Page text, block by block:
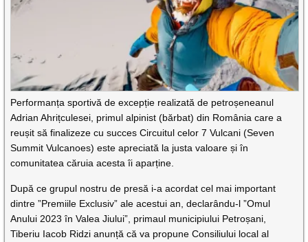
Performanța sportivă de excepție realizată de petroșeneanul
Adrian Ahrițculesei, primul alpinist (bărbat) din România care a
reușit să finalizeze cu succes Circuitul celor 7 Vulcani (Seven
Summit Vulcanoes) este apreciată la justa valoare și în
comunitatea căruia acesta îi aparține.
După ce grupul nostru de presă i-a acordat cel mai important
dintre ”Premiile Exclusiv” ale acestui an, declarându-l ”Omul
Anului 2023 în Valea Jiului”, primaul municipiului Petroșani,
Tiberiu Iacob Ridzi anunță că va propune Consiliului local al